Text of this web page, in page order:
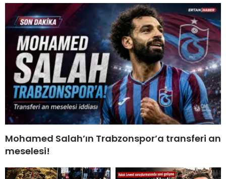
Mohamed Salah’ın Trabzonspor’a transferi an
meselesi!